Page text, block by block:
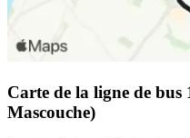
Carte de la ligne de bus
Mascouche)